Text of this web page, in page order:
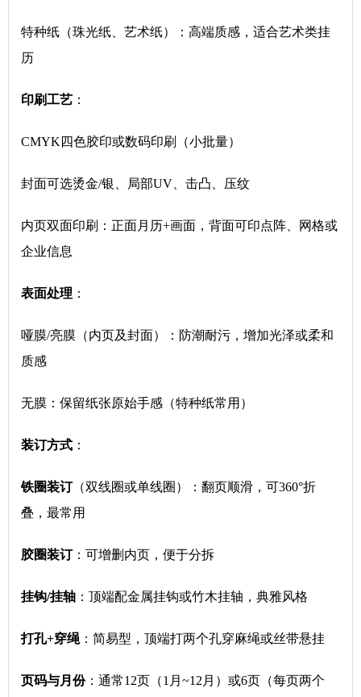
特种纸（珠光纸、艺术纸）：高端质感，适合艺术类挂
历
印刷工艺 ：
CMYK四色胶印或数码印刷（小批量）
封面可选烫金/银、局部UV、击凸、压纹
内页双面印刷：正面月历+画面，背面可印点阵、网格或
企业信息
表面处理 ：
哑膜/亮膜（内页及封面）：防潮耐污，增加光泽或柔和
质感
无膜：保留纸张原始手感（特种纸常用）
装订方式 ：
铁圈装订（双线圈或单线圈）：翻页顺滑，可360°折
叠，最常用
胶圈装订：可增删内页，便于分拆
挂钩/挂轴 ：顶端配金属挂钩或竹木挂轴，典雅风格
打孔+穿绳 ：简易型，顶端打两个孔穿麻绳或丝带悬挂
页码与月份：通常12页（1月~12月）或6页（每页两个